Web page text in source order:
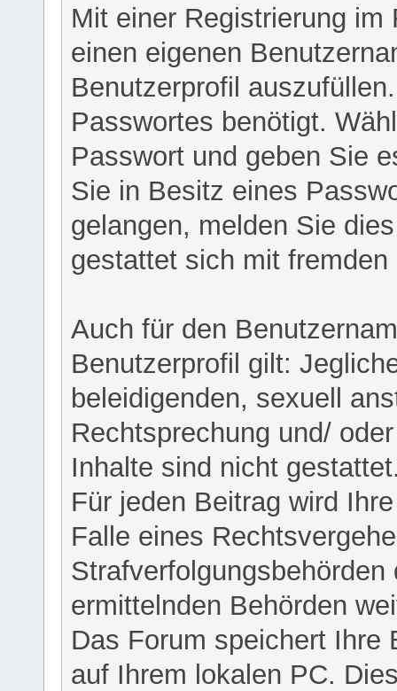
Mit einer Registrierung
einen eigenen
Benutzerprofil
Passwortes benötigt.
Passwort und geben Sie
Sie in Besitz eines
gelangen, melden Sie
gestattet sich mit
Auch für den
Benutzerprofil gilt:
beleidigenden, sexuell
Rechtsprechung und/
Inhalte sind nicht
Für jeden Beitrag wird
Falle eines
ermittelnden Behörden
Das Forum speichert Ihre
auf Ihrem lokalen PC.